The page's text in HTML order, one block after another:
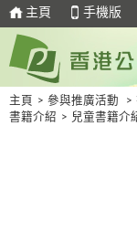
主頁 手機版
主頁 > 參與推廣活動 >
書籍介紹 > 兒童書籍介